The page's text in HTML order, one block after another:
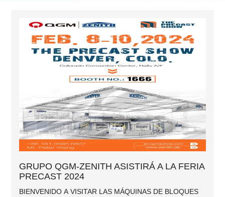
GRUPO QGM-ZENITH ASISTIRÁ A LA FERIA
PRECAST 2024
BIENVENIDO A VISITAR LAS MÁQUINAS DE BLOQUES